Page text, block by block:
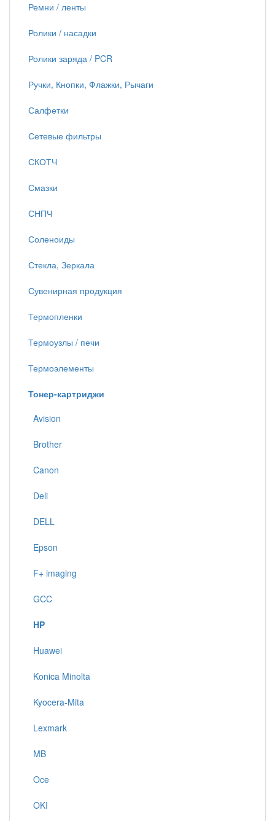
Ремни / ленты
Ролики / насадки
Ролики заряда / PCR
Ручки, Кнопки, Флажки, Рычаги
Салфетки
Сетевые фильтры
СКОТЧ
Смазки
СНПЧ
Соленоиды
Стекла, Зеркала
Сувенирная продукция
Термопленки
Термоузлы / печи
Термоэлементы
Тонер-картриджи
Avision
Brother
Canon
Deli
DELL
Epson
F+ imaging
GCC
HP
Huawei
Konica Minolta
Kyocera-Mita
Lexmark
MB
Oce
OKI